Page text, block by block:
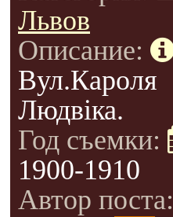
Львов
Описание:
Вул.Кароля
Людвіка.
Год съемки:
1900-1910
Автор